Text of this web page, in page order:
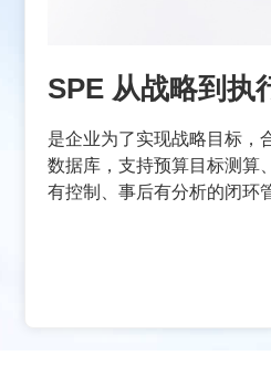
SPE 从战略到执
是企业为了实现战略目标，
数据库，支持预算目标测算
有控制、事后有分析的闭环